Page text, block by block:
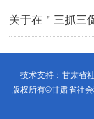
关于在＂三抓三
技术支持：甘肃省
版权所有©甘肃省社